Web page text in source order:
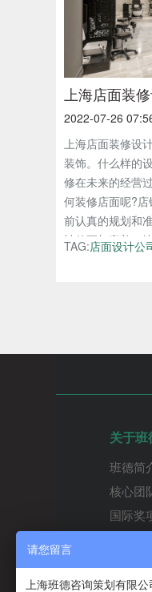
上海店面装
2022-07-26
上海店面装修设
装饰。什么样的
修在未来的经营
何装修店面呢?
前认真的规划和
计的更加完善，达
TAG:店面设计公
关于班
班德简
核心团
国际奖
请您留言
上海班德咨询策划有限公